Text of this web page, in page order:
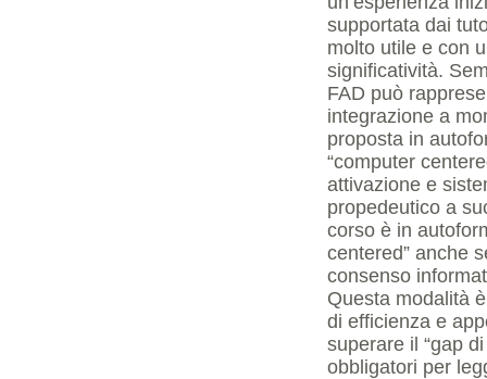
supportata dai
molto utile e con
significatività.
FAD può
integrazione a
proposta in
“computer
attivazione e
propedeutico a
corso è in
centered” anche
consenso
Questa modalità
di efficienza e
superare il “gap
obbligatori per